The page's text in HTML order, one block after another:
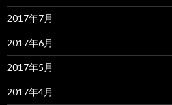
2017年7月
2017年6月
2017年5月
2017年4月